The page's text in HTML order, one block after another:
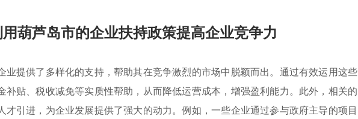
葫芦岛市的企业扶持政策提高企业竞争力
业提供了多样化的支持，帮助其在竞争激烈的市场中脱颖而出。通过有效运用这些
补贴、税收减免等实质性帮助，从而降低运营成本，增强盈利能力。此外，相关的
才引进，为企业发展提供了强大的动力。例如，一些企业通过参与政府主导的项目